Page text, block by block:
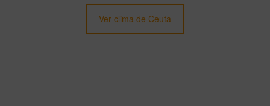
Ver clima de Ceuta